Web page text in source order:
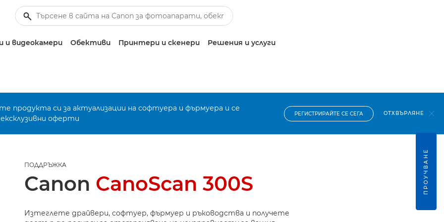
видеокамери Обективи Принтери и скенери Решения и услуги
продукта си за актуализации на софтуера и фърмуера и се
оферти
РЕГИСТРИРАЙТЕ СЕ СЕГА ОТХВЪРЛЯНЕ
ПОДДРЪЖКА
Canon CanoScan 300S
Изтеглете драйвери, софтуер, фърмуер и ръководства и получете
ПРОУЧВАНЕ